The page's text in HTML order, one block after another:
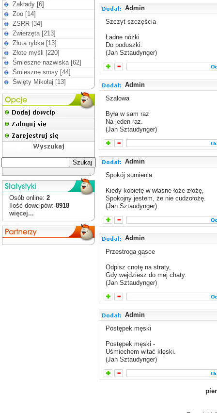
Zakłady [6]
Zoo [14]
ZSRR [34]
Zwierzęta [213]
Złota rybka [13]
Złote myśli [220]
Śmieszne nazwiska [62]
Śmieszne smsy [44]
Święty Mikołaj [13]
Osób online: 2
Ilość dowcipów: 8918
więcej...
Admin
Szczyt szczęścia
Ładne nóżki
Do poduszki.
(Jan Sztaudynger)
Admin
Szałowa
Była w sam raz
Na jeden raz.
(Jan Sztaudynger)
Admin
Spokój sumienia
Kiedy kobietę w własne łoże złożę,
Spokojny jestem, że nie cudzołożę.
(Jan Sztaudynger)
Admin
Przestroga gąsce
Odpisz cnotę na straty,
Gdy wejdziesz do mej chaty.
(Jan Sztaudynger)
Admin
Postępek męski
Postępek męski -
Uśmiechem witać klęski.
(Jan Sztaudynger)